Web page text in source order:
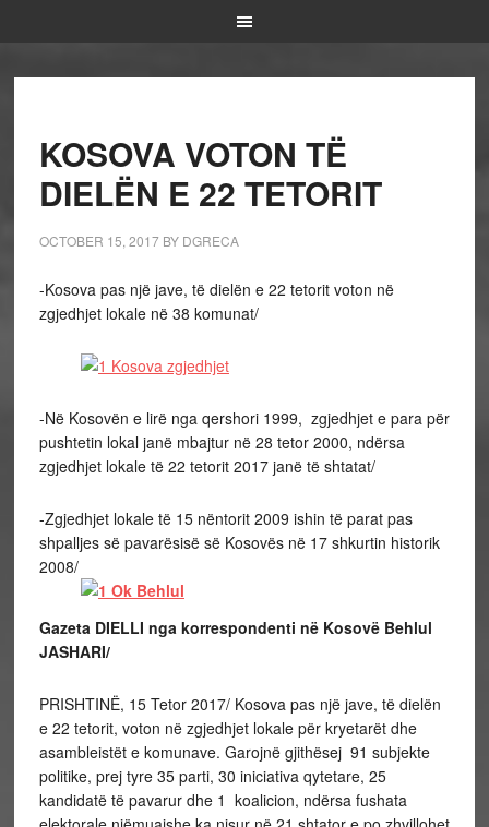
KOSOVA VOTON TË
DIELËN E 22 TETORIT
OCTOBER 15, 2017BY DGRECA
-Kosova pas një jave, të dielën e 22 tetorit voton në
zgjedhjet lokale në 38 komunat/
-Në Kosovën e lirë nga qershori 1999, zgjedhjet e para për
pushtetin lokal janë mbajtur në 28 tetor 2000, ndërsa
zgjedhjet lokale të 22 tetorit 2017 janë të shtatat/
-Zgjedhjet lokale të 15 nëntorit 2009 ishin të parat pas
shpalljes së pavarësisë së Kosovës në 17 shkurtin historik
2008/
Gazeta DIELLI nga korrespondenti në Kosovë Behlul
JASHARI/
PRISHTINË, 15 Tetor 2017/ Kosova pas një jave, të dielën
e 22 tetorit, voton në zgjedhjet lokale për kryetarët dhe
asambleistët e komunave. Garojnë gjithësej 91 subjekte
politike, prej tyre 35 parti, 30 iniciativa qytetare, 25
kandidatë të pavarur dhe 1 koalicion, ndërsa fushata